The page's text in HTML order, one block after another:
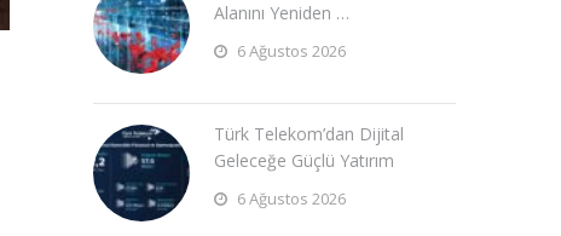
Alanını Yeniden …
6 Ağustos 2026
Türk Telekom’dan Dijital
Geleceğe Güçlü Yatırım
6 Ağustos 2026